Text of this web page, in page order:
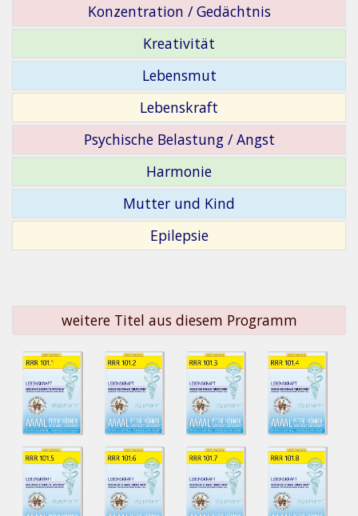
Konzentration / Gedächtnis
Kreativität
Lebensmut
Lebenskraft
Psychische Belastung / Angst
Harmonie
Mutter und Kind
Epilepsie
weitere Titel aus diesem Programm